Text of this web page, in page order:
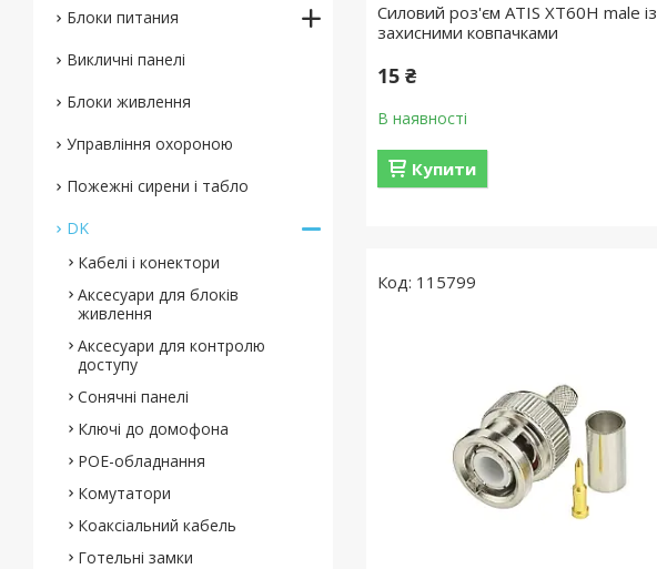
Силовий роз'єм ATIS XT60H male із
захисними ковпачками
15 ₴
В наявності
Купити
115799
Блоки питания
Викличні панелі
Блоки живлення
Управління охороною
Пожежні сирени і табло
DK
Кабелі і конектори
Аксесуари для блоків
живлення
Аксесуари для контролю
доступу
Сонячні панелі
Ключі до домофона
POE-обладнання
Комутатори
Коаксіальний кабель
Готельні замки